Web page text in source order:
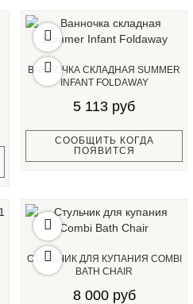
ВАННОЧКА СКЛАДНАЯ SUMMER
INFANT FOLDAWAY
5 113 руб
СООБЩИТЬ КОГДА
ПОЯВИТСЯ
СТУЛЬЧИК ДЛЯ КУПАНИЯ COMBI
BATH CHAIR
8 000 руб